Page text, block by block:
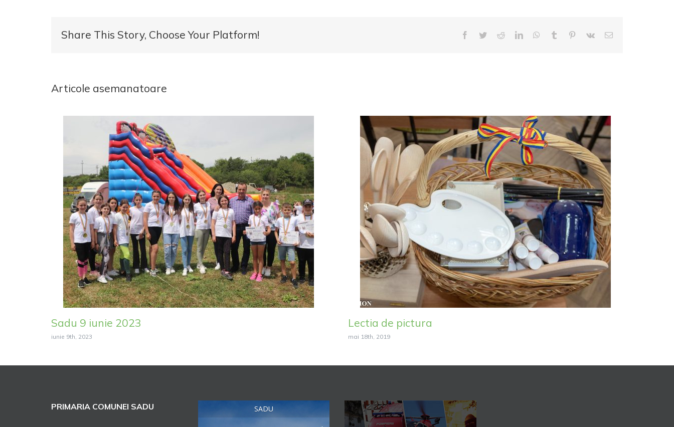
Share This Story, Choose Your Platform! Facebook
TwitterRedditLinkedInWhatsApp
Tumblr Pinterest
Vk
E-
Articole asemanatoare
Sadu 9 iunie 2023
iunie 9th, 2023
Lectia de pictura
mai 18th, 2019
PRIMARIA COMUNEI SADU SADU